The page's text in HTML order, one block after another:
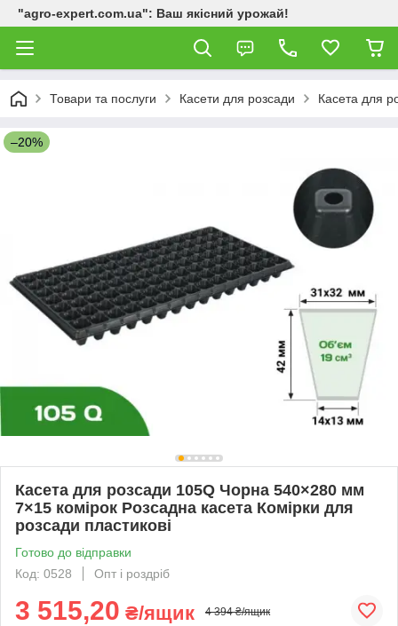
"agro-expert.com.ua": Ваш якісний урожай!
Товари та послуги Касети для розсади Касета для
–20%
Касета для розсади 105Q Чорна 540×280 мм
7×15 комірок Розсадна касета Комірки для
розсади пластикові
Готово до відправки
Код: 0528
Опт і роздріб
3 515,20 ₴/ящик 4 394 ₴/ящик